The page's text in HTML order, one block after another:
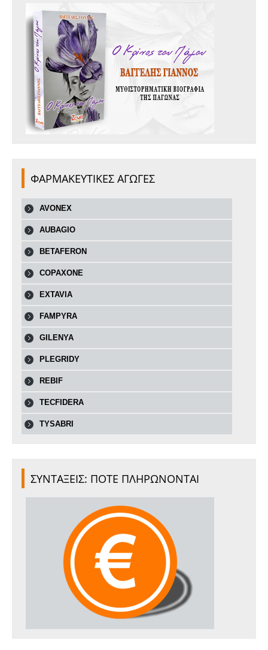
ΦΑΡΜΑΚΕΥΤΙΚΕΣ ΑΓΩΓΕΣ
AVONEX
AUBAGIO
BETAFERON
COPAXONE
EXTAVIA
FAMPYRA
GILENYA
PLEGRIDY
REBIF
TECFIDERA
TYSABRI
ΣΥΝΤΑΞΕΙΣ: ΠΟΤΕ ΠΛΗΡΩΝΟΝΤΑΙ